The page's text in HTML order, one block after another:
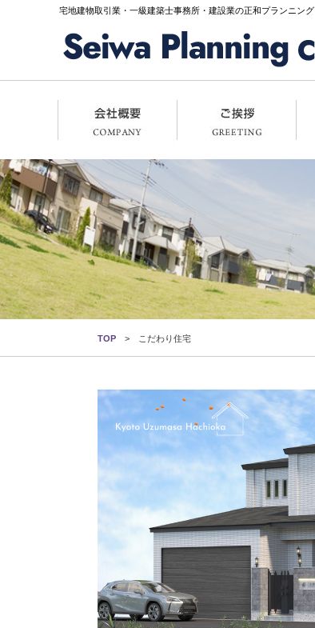
宅地建物取引業・一級建築士事務所・建設業の正和プランニング
TOP こだわり住宅